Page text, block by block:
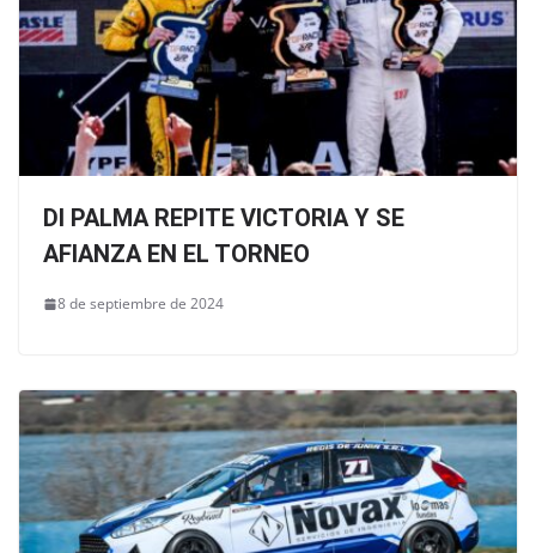
DI PALMA REPITE VICTORIA Y SE
AFIANZA EN EL TORNEO
8 de septiembre de 2024